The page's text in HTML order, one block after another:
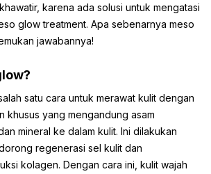
karena ada solusi untuk mengatasi
glow treatment. Apa sebenarnya meso
jawabannya!
satu cara untuk merawat kulit dengan
khusus yang mengandung asam
mineral ke dalam kulit. Ini dilakukan
regenerasi sel kulit dan
kolagen. Dengan cara ini, kulit wajah